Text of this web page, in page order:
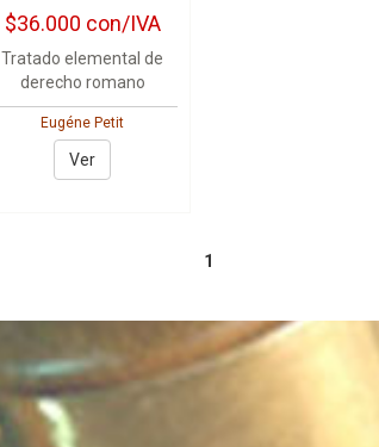
$36.000 con/IVA
Tratado elemental de
derecho romano
Eugéne Petit
Ver
1